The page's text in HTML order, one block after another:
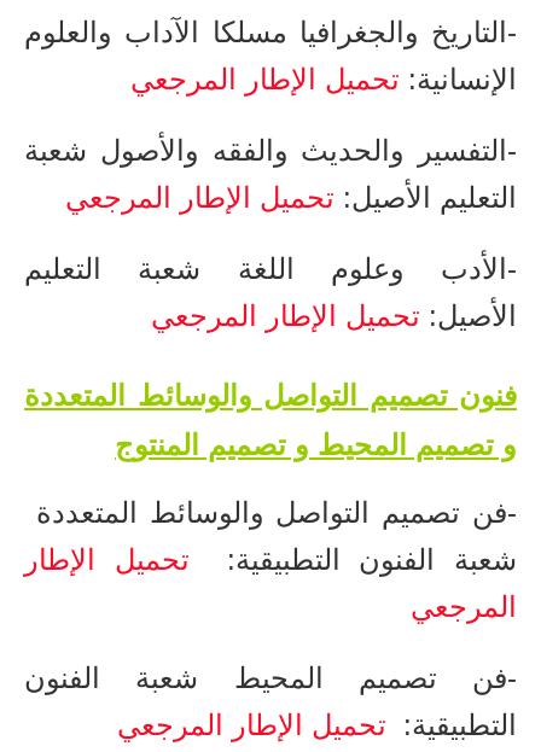
-​التاريخ والجغرافيا ​مسلكا الآداب والعلوم
الإنسانية: تحميل الإطار المرجعي
-التفسير والحديث والفقه والأصول ​شعبة
التعليم الأصيل: تحميل الإطار المرجعي
-الأدب وعلوم اللغة ​شعبة التعليم
الأصيل: تحميل الإطار المرجعي
​فنون تصميم التواصل والوسائط المتعددة
و تصميم المحيط و تصميم المنتوج
-​فن تصميم التواصل والوسائط المتعددة ​
شعبة الفنون التطبيقية:
تحميل الإطار
المرجعي
-​فن تصميم المحيط ​شعبة الفنون
التطبيقية: تحميل الإطار المرجعي